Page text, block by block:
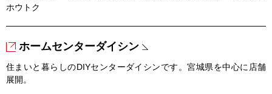
ホウトク
ホームセンターダイシン
住まいと暮らしのDIYセンターダイシンです。宮城県を中心に店舗
展開。